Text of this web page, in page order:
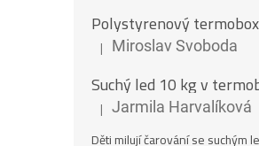
Hodnocení produktu je 5 z 5
| Miroslav Svoboda
Suchý led 10 kg v
Hodnocení produktu je 5 z 5
| Jarmila Harvalíková
Děti milují čarování se suchým